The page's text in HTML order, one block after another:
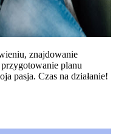
znajdowanie
planu
pasja. Czas na działanie!